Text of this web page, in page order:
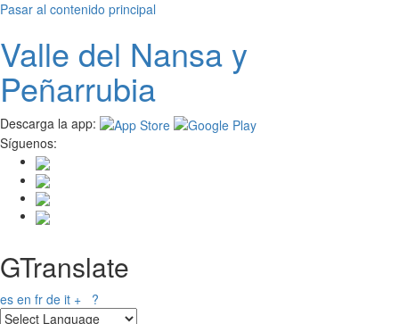
Pasar al contenido principal
Valle del Nansay
Peñarrubia
Descarga la app:
Síguenos:
GTranslate
es en fr de it + ?